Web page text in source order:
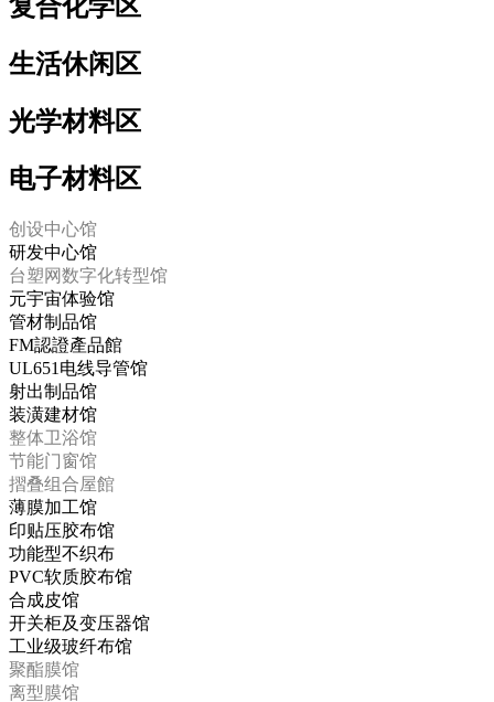
复合化学区
生活休闲区
光学材料区
电子材料区
创设中心馆
研发中心馆
台塑网数字化转型馆
元宇宙体验馆
管材制品馆
FM認證產品館
UL651电线导管馆
射出制品馆
装潢建材馆
整体卫浴馆
节能门窗馆
摺叠组合屋館
薄膜加工馆
印贴压胶布馆
功能型不织布
PVC软质胶布馆
合成皮馆
开关柜及变压器馆
工业级玻纤布馆
聚酯膜馆
离型膜馆